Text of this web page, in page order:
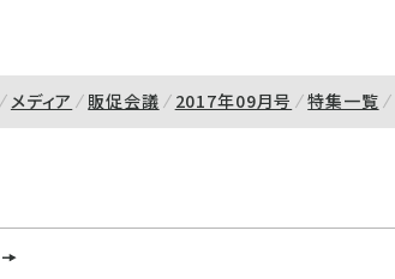
メディア 販促会議 2017年09月号 特集一覧